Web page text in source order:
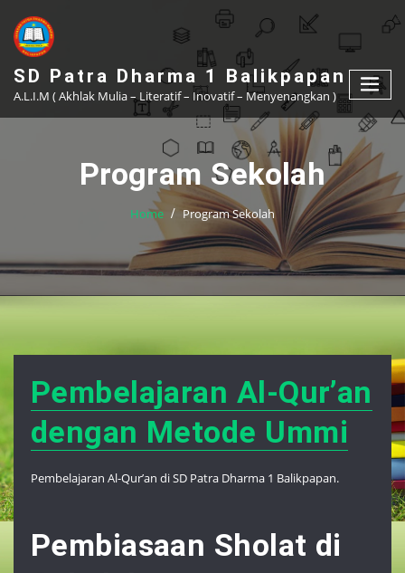
content
SD Patra Dharma 1 Balikpapan
A.L.I.M ( Akhlak Mulia – Literatif – Inovatif – Menyenangkan )
Program Sekolah
Home Program Sekolah
Pembelajaran Al-Qur’an
dengan Metode Ummi
Pembelajaran Al-Qur’an di SD Patra Dharma 1 Balikpapan.
Pembiasaan Sholat di